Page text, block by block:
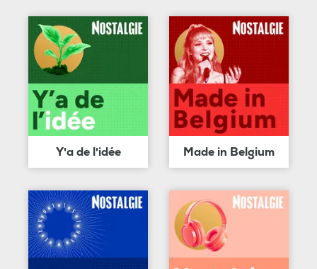
Y'a de l'idée Made in Belgium